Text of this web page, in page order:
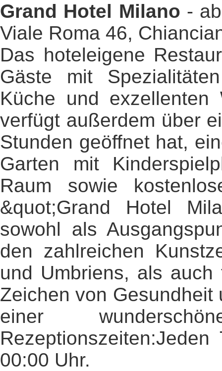
Grand Hotel Milano -
Viale Roma 46,
Das hoteleigene
Gäste mit
Küche und exzellenten
verfügt außerdem über
Stunden geöffnet hat,
Garten mit
Raum sowie
&quot;Grand Hotel
sowohl als
den zahlreichen
und Umbriens, als
Zeichen von Gesundheit
einer
00:00 Uhr.